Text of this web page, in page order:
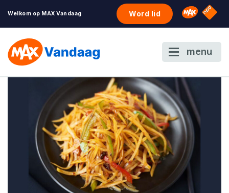
Welkom op MAX Vandaag Word lid Omroep
NPO
menu